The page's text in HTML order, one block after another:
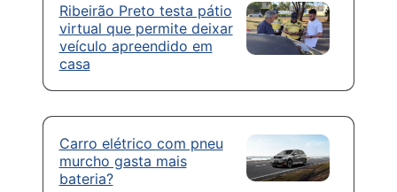
Ribeirão Preto testa pátio
virtual que permite deixar
veículo apreendido em
casa
Carro elétrico com pneu
murcho gasta mais
bateria?